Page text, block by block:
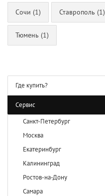
Сочи (1) Ставрополь (1)
Тюмень (1)
Где купить?
Сервис
Санкт-Петербург
Москва
Екатеринбург
Калининград
Ростов-на-Дону
Самара